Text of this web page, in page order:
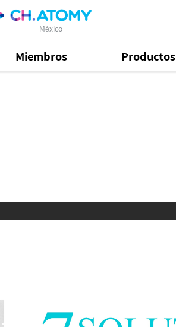
México
Miembros Productos